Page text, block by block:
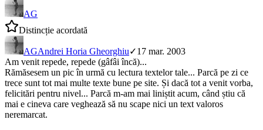
AG
Distincție acordată
AGAndrei Horia Gheorghiu✓17 mar. 2003
Am venit repede, repede (gâfâi încă)...
Rămăsesem un pic în urmă cu lectura textelor tale... Parcă pe zi ce
trece sunt tot mai multe texte bune pe site. Și dacă tot a venit vorba,
felicitări pentru nivel... Parcă m-am mai liniștit acum, când știu că
mai e cineva care veghează să nu scape nici un text valoros
neremarcat.